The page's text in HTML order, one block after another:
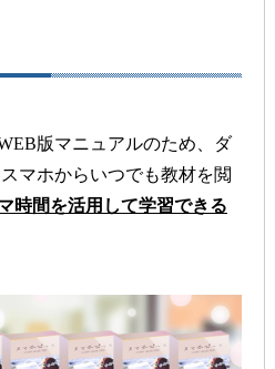
版マニュアルのため、ダ
スマホからいつでも教材を閲
時間を活用して学習できる